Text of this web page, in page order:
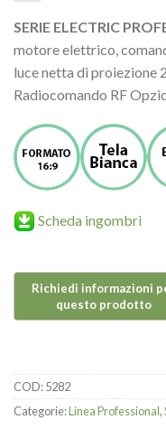
SERIE ELECTRIC
motore elettrico,
luce netta di proiezione
Radiocomando RF
Scheda ingombri
COD:5282
Categorie:Linea Professional,